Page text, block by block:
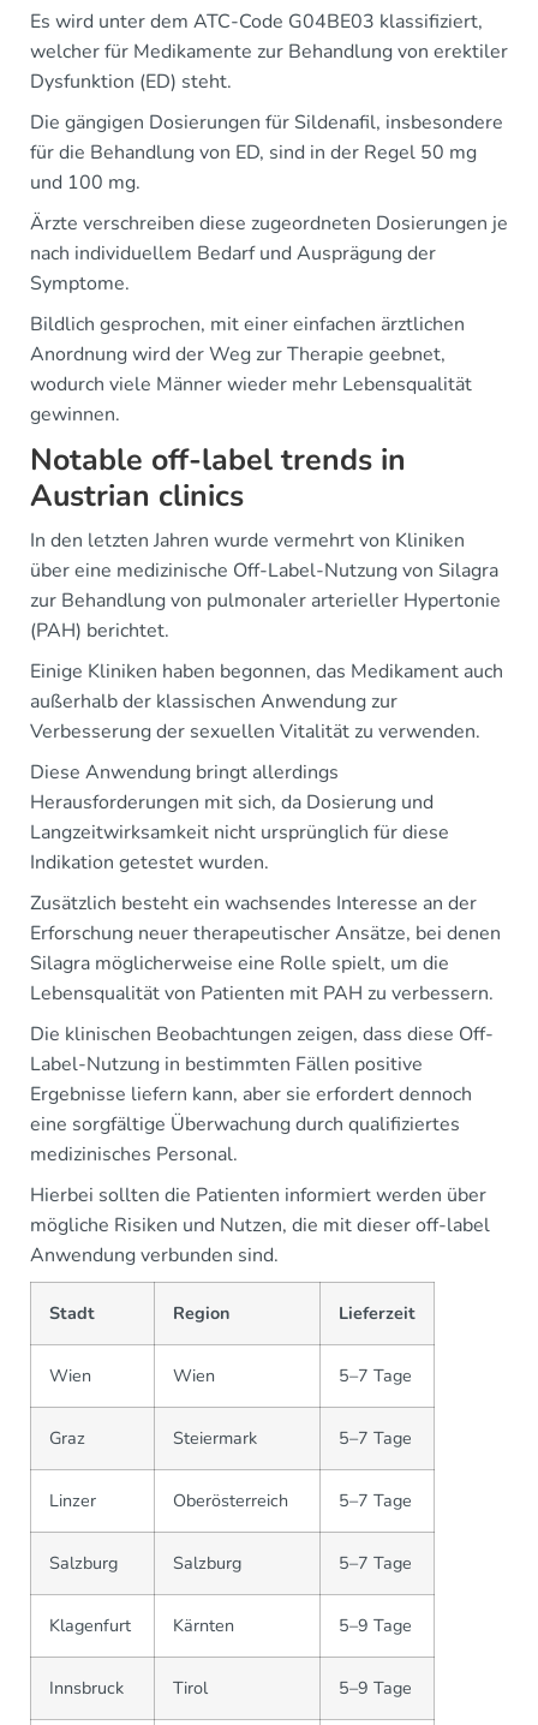
Es wird unter dem ATC-Code G04BE03 klassifiziert,
welcher für Medikamente zur Behandlung von erektiler
Dysfunktion (ED) steht.
Die gängigen Dosierungen für Sildenafil, insbesondere
für die Behandlung von ED, sind in der Regel 50 mg
und 100 mg.
Ärzte verschreiben diese zugeordneten Dosierungen je
nach individuellem Bedarf und Ausprägung der
Symptome.
Bildlich gesprochen, mit einer einfachen ärztlichen
Anordnung wird der Weg zur Therapie geebnet,
wodurch viele Männer wieder mehr Lebensqualität
gewinnen.
Notable off-label trends in
Austrian clinics
In den letzten Jahren wurde vermehrt von Kliniken
über eine medizinische Off-Label-Nutzung von Silagra
zur Behandlung von pulmonaler arterieller Hypertonie
(PAH) berichtet.
Einige Kliniken haben begonnen, das Medikament auch
außerhalb der klassischen Anwendung zur
Verbesserung der sexuellen Vitalität zu verwenden.
Diese Anwendung bringt allerdings
Herausforderungen mit sich, da Dosierung und
Langzeitwirksamkeit nicht ursprünglich für diese
Indikation getestet wurden.
Zusätzlich besteht ein wachsendes Interesse an der
Erforschung neuer therapeutischer Ansätze, bei denen
Silagra möglicherweise eine Rolle spielt, um die
Lebensqualität von Patienten mit PAH zu verbessern.
Die klinischen Beobachtungen zeigen, dass diese Off-
Label-Nutzung in bestimmten Fällen positive
Ergebnisse liefern kann, aber sie erfordert dennoch
eine sorgfältige Überwachung durch qualifiziertes
medizinisches Personal.
Hierbei sollten die Patienten informiert werden über
mögliche Risiken und Nutzen, die mit dieser off-label
Anwendung verbunden sind.
Stadt Region Lieferzeit
Wien Wien 5–7 Tage
Graz Steiermark 5–7 Tage
Linzer Oberösterreich 5–7 Tage
Salzburg Salzburg 5–7 Tage
Klagenfurt Kärnten 5–9 Tage
Innsbruck Tirol 5–9 Tage